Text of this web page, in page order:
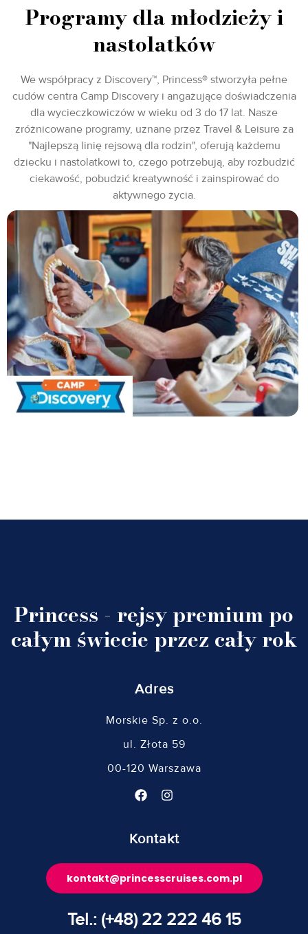
Programy dla młodzieży i
nastolatków
We współpracy z Discovery™, Princess® stworzyła pełne
cudów centra Camp Discovery i angażujące doświadczenia
dla wycieczkowiczów w wieku od 3 do 17 lat. Nasze
zróżnicowane programy, uznane przez Travel & Leisure za
"Najlepszą linię rejsową dla rodzin", oferują każdemu
dziecku i nastolatkowi to, czego potrzebują, aby rozbudzić
ciekawość, pobudzić kreatywność i zainspirować do
aktywnego życia.
Princess - rejsy premium po
całym świecie przez cały rok
Adres
Morskie Sp. z o.o.
ul. Złota 59
00-120 Warszawa
Kontakt
kontakt@princesscruises.com.pl
Tel.: (+48) 22 222 46 15